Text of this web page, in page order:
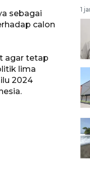
sebagai
calon
agar tetap
lima
2024
1